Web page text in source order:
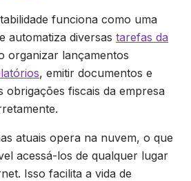
funciona como uma
automatiza diversas tarefas da
organizar lançamentos
, emitir documentos e
obrigações fiscais da empresa
atuais opera na nuvem, o que
acessá-los de qualquer lugar
Isso facilita a vida de